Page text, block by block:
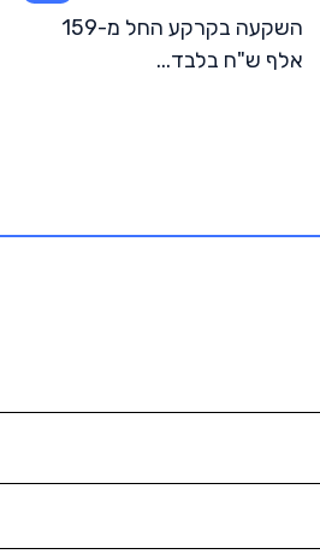
השקעה בקרקע החל מ-159
אלף ש"ח בלבד...